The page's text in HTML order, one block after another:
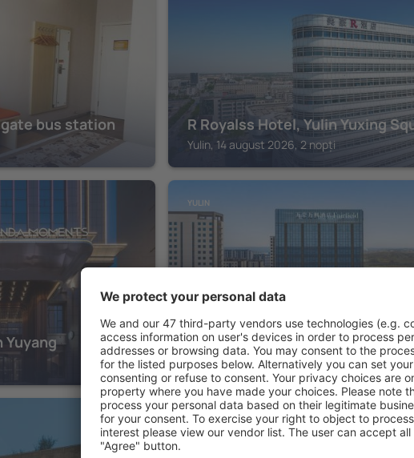
bus station R Royalss Hotel, Yulin Yuxing
Yulin, 14 august 2026, 2 nopți
Yuyang
YULIN
Fairfield by Marriott Yulin
Yulin, 14 august 2026, 2 nopți
YULIN